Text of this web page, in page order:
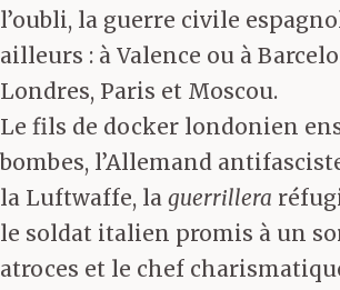
l’oubli, la guerre civile
ailleurs : à Valence ou à
Londres, Paris et Moscou.
Le fils de docker londonien
bombes, l’Allemand
la Luftwaffe, la guerrillera
le soldat italien promis à un
atroces et le chef